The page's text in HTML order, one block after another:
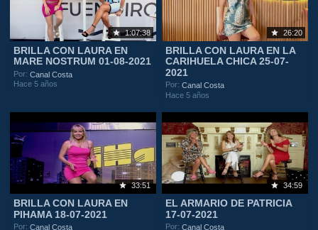
1:07:38
BRILLA CON LAURA EN
MARE NOSTRUM 01-08-2021
Por:Canal Costa
Hace 5 años
26:20
BRILLA CON LAURA EN LA
CARIHUELA CHICA 25-07-
2021
Por:Canal Costa
Hace 5 años
33:51
BRILLA CON LAURA EN
PIHAMA 18-07-2021
Por:Canal Costa
34:59
EL ARMARIO DE PATRICIA
17-07-2021
Por:Canal Costa